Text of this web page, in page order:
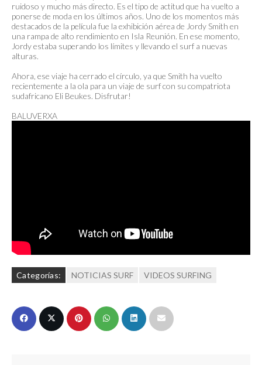
ruidoso y mucho más directo. Es el tipo de actitud que ha vuelto a
ponerse de moda en los últimos años. Uno de los momentos más
destacados de la película fue la exhibición aérea de Jordy Smith en
una rampa de alto rendimiento en Isla Reunión. En ese momento,
Jordy estaba superando los límites y llevando el surf a nuevas
alturas.
Ahora, ese viaje ha cerrado el círculo, ya que Smith ha vuelto
recientemente a la ola para un viaje de surf con su compatriota
sudafricano Eli Beukes. Disfrutar!
BALUVERXA
Categorías: NOTICIAS SURF VIDEOS SURFING